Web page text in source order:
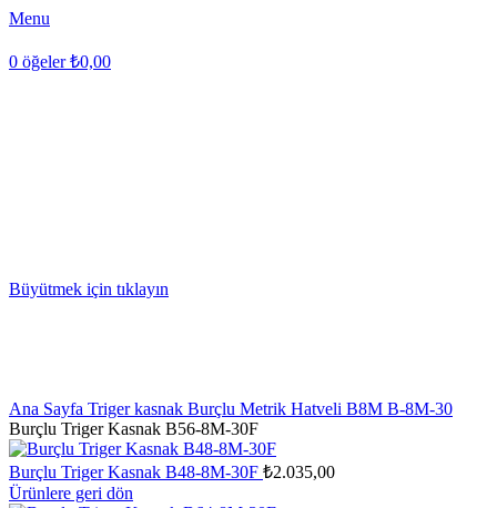
Menu
0 öğeler ₺0,00
Büyütmek için tıklayın
Ana Sayfa Triger kasnak Burçlu Metrik Hatveli B8M B-8M-30
Burçlu Triger Kasnak B56-8M-30F
Burçlu Triger Kasnak B48-8M-30F ₺2.035,00
Ürünlere geri dön